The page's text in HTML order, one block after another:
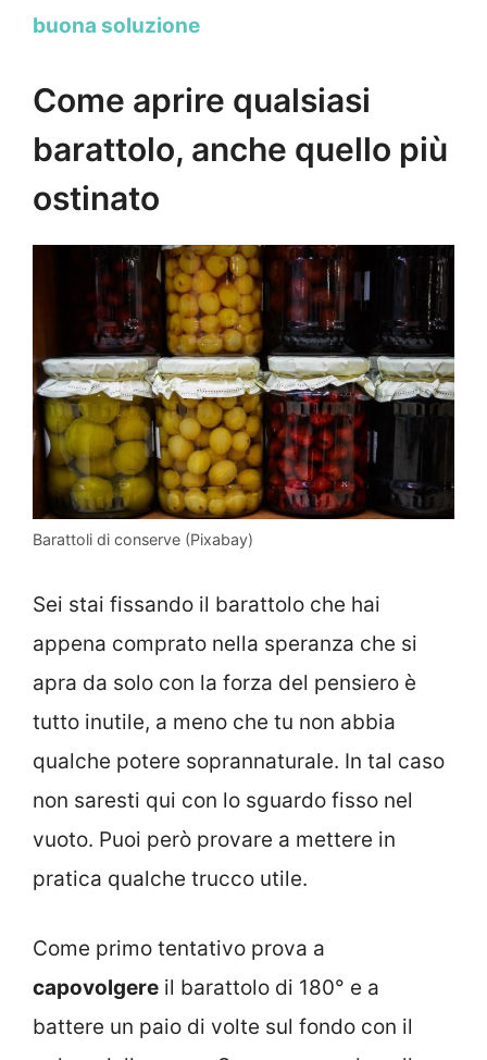
buona soluzione
Come aprire qualsiasi
barattolo, anche quello più
ostinato
Barattoli di conserve (Pixabay)
Sei stai fissando il barattolo che hai
appena comprato nella speranza che si
apra da solo con la forza del pensiero è
tutto inutile, a meno che tu non abbia
qualche potere soprannaturale. In tal caso
non saresti qui con lo sguardo fisso nel
vuoto. Puoi però provare a mettere in
pratica qualche trucco utile.
Come primo tentativo prova a
capovolgere il barattolo di 180° e a
battere un paio di volte sul fondo con il